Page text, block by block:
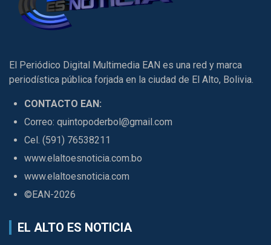
El Periódico Digital Multimedia EAN es una red y marca
periodística pública forjada en la ciudad de El Alto, Bolivia.
CONTACTO EAN:
Correo: quintopoderbol@gmail.com
Cel. (591) 76538211
www.elaltoesnoticia.com.bo
www.elaltoesnoticia.com
©EAN-2026
EL ALTO ES NOTICIA